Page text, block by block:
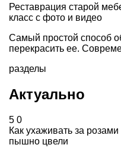
Реставрация старой
класс с фото и видео
Самый простой способ
перекрасить ее.
разделы
Актуально
5 0
Как ухаживать за
пышно цвели